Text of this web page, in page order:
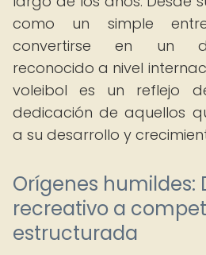
como un simple
convertirse en un
reconocido a nivel
voleibol es un reflejo
dedicación de aquellos
a su desarrollo y
Orígenes humildes:
recreativo a
estructurada